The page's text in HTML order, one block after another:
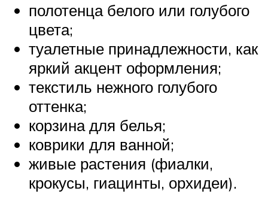
полотенца белого или голубого
цвета;
туалетные принадлежности, как
яркий акцент оформления;
текстиль нежного голубого
оттенка;
корзина для белья;
коврики для ванной;
живые растения (фиалки,
крокусы, гиацинты, орхидеи).